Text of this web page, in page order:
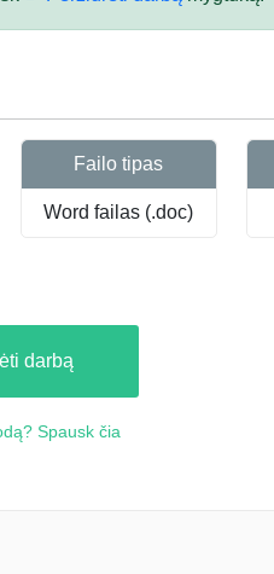
Failo tipas
Word failas (.doc)
darbą
Spausk čia